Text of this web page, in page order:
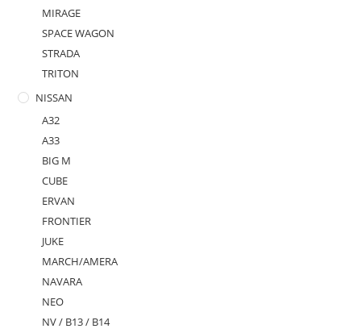
MIRAGE
SPACE WAGON
STRADA
TRITON
NISSAN
A32
A33
BIG M
CUBE
ERVAN
FRONTIER
JUKE
MARCH/AMERA
NAVARA
NEO
NV / B13 / B14